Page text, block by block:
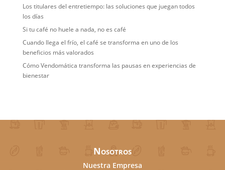
Los titulares del entretiempo: las soluciones que juegan todos
los días
Si tu café no huele a nada, no es café
Cuando llega el frío, el café se transforma en uno de los
beneficios más valorados
Cómo Vendomática transforma las pausas en experiencias de
bienestar
Nosotros
Nuestra Empresa